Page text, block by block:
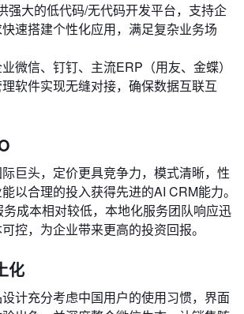
强大的低代码/无代码开发平台，支持企
速搭建个性化应用，满足复杂业务场
微信、钉钉、主流ERP（用友、金蝶）
软件实现无缝对接，确保数据互联互
巨头，定价更具竞争力，模式清晰，性
以合理的投入获得先进的AI CRM能力。
务成本相对较低，本地化服务团队响应迅
控，为企业带来更高的投资回报。
化
计充分考虑中国用户的使用习惯，界面